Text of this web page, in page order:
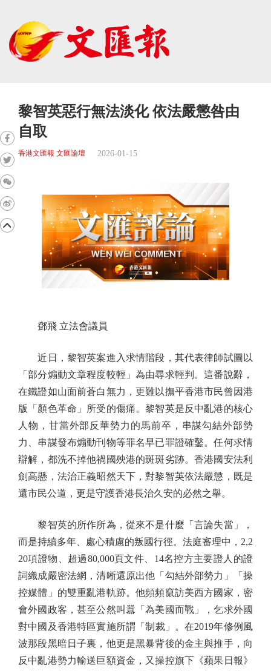
黎智英惡行無法淡化 依法嚴懲咎由
自取
香港文匯報 文匯論壇 2026-01-15
鄧飛 立法會議員
近日，黎智英案進入求情階段，其代表律師試圖以
「部分煽動文章程度較輕」為由尋求輕判。這番說辭，
在鐵證如山面前蒼白無力，更難以撫平香港市民曾因港
版「顏色革命」所受的傷痛。黎智英是反中亂港的核心
人物，甘當外部反華勢力的馬前卒，串謀勾結外部勢
力、串謀發布煽動刊物等罪名早已罪證確鑿。任何求情
辯解，都洗不掉他禍國殃港的斑斑劣跡。香港國安法利
劍高懸，法治正義昭然天下，對黎智英依法嚴懲，既是
還市民公道，更是守護香港長治久安的必然之舉。
黎智英的所作所為，從來不是什麼「言論失當」，
而是持續多年、處心積慮的叛國行徑。法庭審理中，2,2
20項證物、超過80,000頁文件、14名控方主要證人的證
詞織成嚴密法網，清晰還原出他「勾結外部勢力」「操
控媒體」的雙重亂港軌跡。他頻頻竄訪美西方國家，密
會外國政客，甚至公然叫囂「為美國而戰」，乞求外國
對中國及香港特區實施所謂「制裁」。在2019年修例風
波那段黑暗日子裏，他更是黑暴背後的金主與推手，向
反中亂港勢力輸送巨額資金，又操控旗下《蘋果日報》